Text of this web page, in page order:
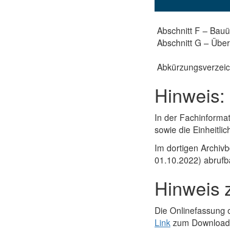
Abschnitt F –
Abschnitt G –
Hinweis:
In der
sowie die
Im dortigen
01.10.2022)
Hinweis
Die Onlinefassung
Link zum